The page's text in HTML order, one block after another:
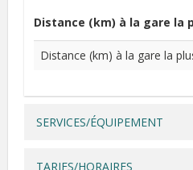
Distance (km) à la gare la
Distance (km) à la gare la
SERVICES/ÉQUIPEMENT
TARIFS/HORAIRES